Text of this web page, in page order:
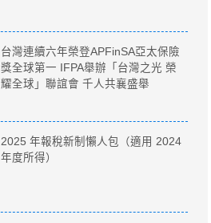
台灣連續六年榮登APFinSA亞太保險
獎全球第一 IFPA舉辦「台灣之光 榮
耀全球」聯誼會 千人共襄盛舉
2025 年報稅新制懶人包（適用 2024
年度所得）